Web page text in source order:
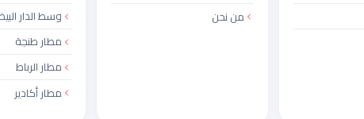
من نحن
وسط الدار
مطار طنجة
مطار الرباط
مطار أكادير